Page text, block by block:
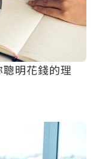
聰明花錢的理